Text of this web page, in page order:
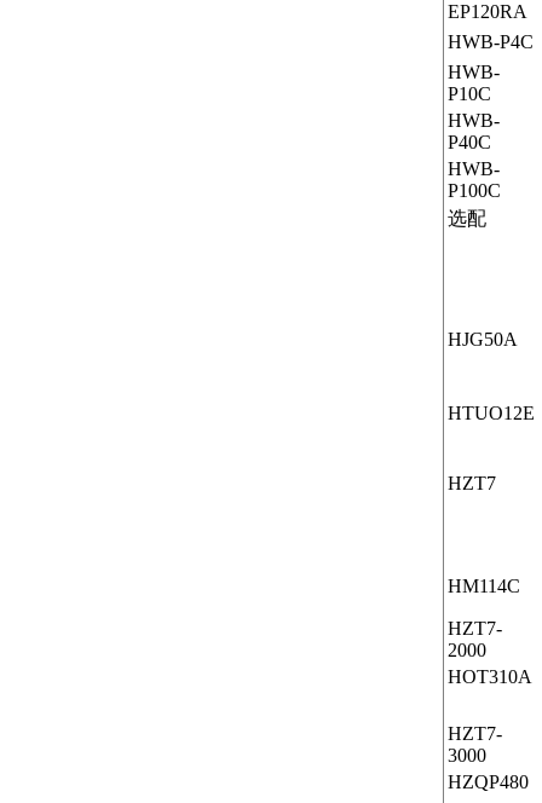
EP120RA
HWB-P4C
HWB-
P10C
HWB-
P40C
HWB-
P100C
选配
HJG50A
HTUO12E
HZT7
HM114C
HZT7-
2000
HOT310A
HZT7-
3000
HZQP480